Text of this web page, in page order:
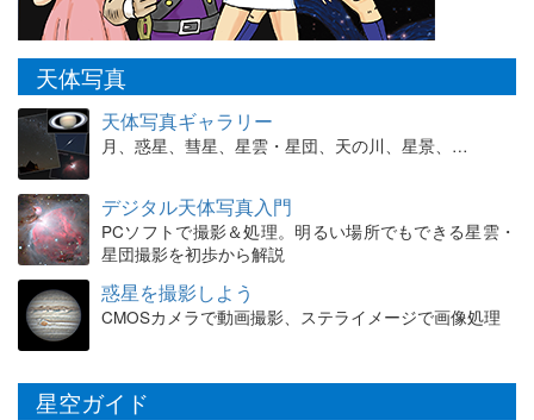
天体写真
天体写真ギャラリー
月、惑星、彗星、星雲・星団、天の川、星景、…
デジタル天体写真入門
PCソフトで撮影＆処理。明るい場所でもできる星雲・
星団撮影を初歩から解説
惑星を撮影しよう
CMOSカメラで動画撮影、ステライメージで画像処理
星空ガイド